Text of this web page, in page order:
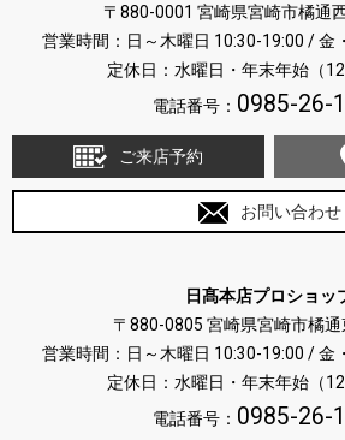
〒880-0001 宮崎県宮崎市橘通
営業時間：日～木曜日 10:30-19:00 / 金
定休日：水曜日・年末年始（
電話番号： 0985-26-
ご来店予約
お問い合わせ
日髙本店プロショッ
〒880-0805 宮崎県宮崎市橘
営業時間：日～木曜日 10:30-19:00 / 金
定休日：水曜日・年末年始（
電話番号： 0985-26-